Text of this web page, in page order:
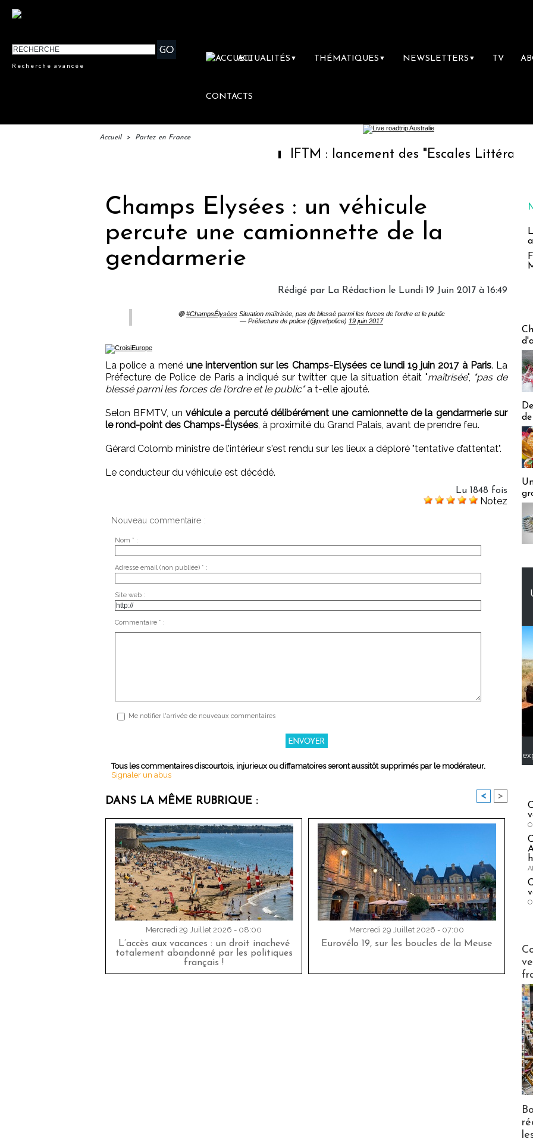
Recherche avancée
ACTUALITÉS ▼ THÉMATIQUES ▼ NEWSLETTERS ▼ TV
CONTACTS
Accueil > Partez en France
IFTM : lancement des "Escales Littéraires", la
Champs Elysées : un véhicule
percute une camionnette de la
gendarmerie
Rédigé par La Rédaction le Lundi 19 Juin 2017 à 16:49
🔴#ChampsÉlysées Situation maîtrisée, pas de blessé parmi les forces de l'ordre et le public
— Préfecture de police (@prefpolice) 19 juin 2017
La police a mené une intervention sur les Champs-Elysées ce lundi 19 juin 2017 à Paris. La
Préfecture de Police de Paris a indiqué sur twitter que la situation était "maîtrisée", "pas de
blessé parmi les forces de l'ordre et le public"a t-elle ajouté.
Selon BFMTV, un véhicule a percuté délibérément une camionnette de la gendarmerie sur
le rond-point des Champs-Élysées, à proximité du Grand Palais, avant de prendre feu.
Gérard Colomb ministre de l’intérieur s'est rendu sur les lieux a déploré "tentative d’attentat".
Le conducteur du véhicule est décédé.
Lu 1848 fois
Notez
Nouveau commentaire :
Nom * :
Adresse email (non publiée) * :
Site web :
Commentaire * :
Me notifier l'arrivée de nouveaux commentaires
Tous les commentaires discourtois, injurieux ou diffamatoires seront aussitôt supprimés par le modérateur.
Signaler un abus
DANS LA MÊME RUBRIQUE : < >
Mercredi 29 Juillet 2026 - 08:00
L’accès aux vacances : un droit inachevé
totalement abandonné par les politiques
français !
Mercredi 29 Juillet 2026 - 07:00
Eurovélo 19, sur les boucles de la Meuse